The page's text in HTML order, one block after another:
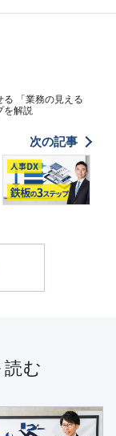
る 「業務の見える
を解説
次の記事
む